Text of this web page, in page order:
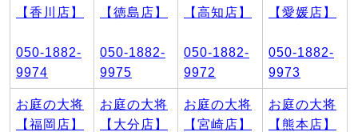
【香川店】
050-1882-
9974
【徳島店】
050-1882-
9975
【高知店】
050-1882-
9972
【愛媛店】
050-1882-
9973
お庭の大将
【福岡店】
お庭の大将
【大分店】
お庭の大将
【宮崎店】
お庭の大将
【熊本店】